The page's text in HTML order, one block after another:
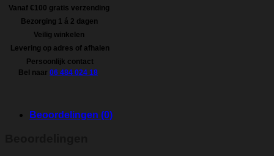
Vanaf €100 gratis verzending
Bezorging 1 á 2 dagen
Veilig winkelen
Levering op adres of afhalen
Persoonlijk contact
Bel naar 06 484 024 18
Beoordelingen (0)